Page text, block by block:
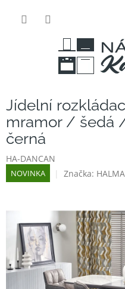
Jídelní
mramor / šedá
černá
HA-DANCAN
NOVINKA Značka: